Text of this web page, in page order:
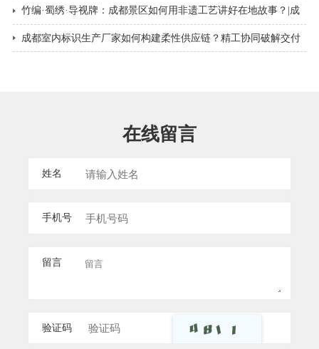
竹编·蜀绣·导视牌：成都景区如何用非遗工艺讲好在地故事？|成
都景区导视标牌​
成都室内标识生产厂家如何构建柔性供应链？精工协同破解交付
在线留言
姓名
手机号
留言
验证码